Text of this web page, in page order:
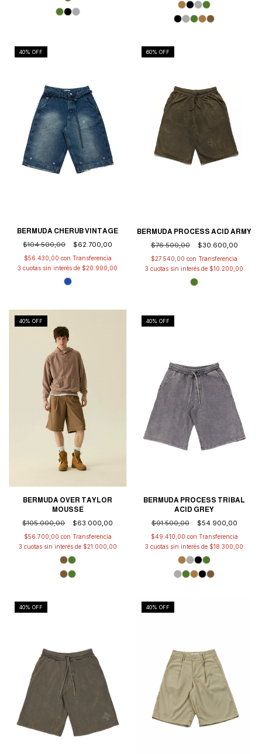
40% OFF
BERMUDA CHERUB VINTAGE
$104.500,00
$62.700,00
$56.430,00 con
3 cuotas sin interés de $20.900,00
60% OFF
BERMUDA PROCESS ACID ARMY
$76.500,00
$30.600,00
$27.540,00con
3 cuotas sin interés de $10.200,00
40% OFF
BERMUDA OVER TAYLOR
MOUSSE
$105.000,00
$63.000,00
$56.700,00 con
3 cuotas sin interés de $21.000,00
40% OFF
BERMUDA PROCESS TRIBAL
ACID GREY
$91.500,00
$54.900,00
$49.410,00 con
3 cuotas sin interés de $18.300,00
40% OFF 40% OFF